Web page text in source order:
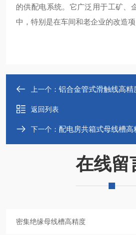
的供配电系统。它广泛用于工矿、
中，特别是在车间和老企业的改造项
上一个： 铝合金管式滑触线高精
返回列表
下一个： 配电房共箱式母线槽高
在线留